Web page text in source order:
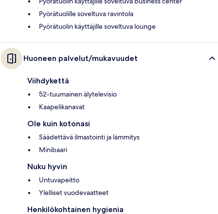
Pyörätuolille soveltuva ravintola
Pyörätuolin käyttäjille soveltuva lounge
Huoneen palvelut/mukavuudet
Viihdykettä
52-tuumainen älytelevisio
Kaapelikanavat
Ole kuin kotonasi
Säädettävä ilmastointi ja lämmitys
Minibaari
Nuku hyvin
Untuvapeitto
Ylelliset vuodevaatteet
Henkilökohtainen hygienia